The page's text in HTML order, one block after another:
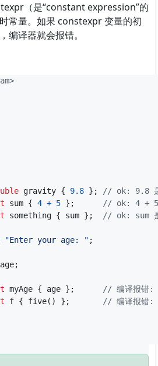
（是“constant expression”的
常量。如果 constexpr 变量的初
编译器就会报错。
gravity { 9.8 };
sum { 4 + 5 };
something { sum };
"Enter your age: " ;
age;
myAge { age };
f { five() };